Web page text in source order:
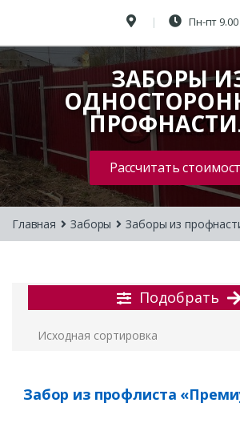
Пн-пт 9.00
ЗАБОРЫ
Рассчитать
Главная Заборы Заборы из
Подобрать
Забор из профлиста